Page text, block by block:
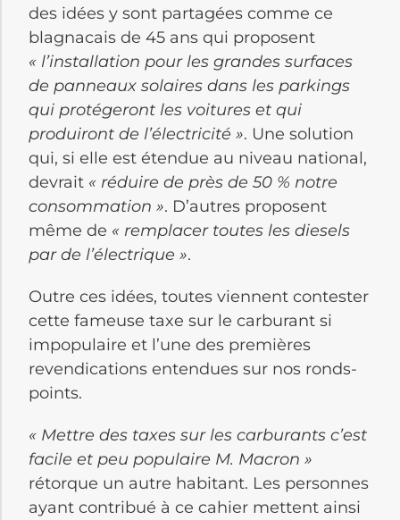
des idées y sont partagées comme ce
blagnacais de 45 ans qui proposent
« l’installation pour les grandes surfaces
de panneaux solaires dans les parkings
qui protégeront les voitures et qui
produiront de l’électricité ». Une solution
qui, si elle est étendue au niveau national,
devrait « réduire de près de 50 % notre
consommation ». D’autres proposent
même de « remplacer toutes les diesels
par de l’électrique ».
Outre ces idées, toutes viennent contester
cette fameuse taxe sur le carburant si
impopulaire et l’une des premières
revendications entendues sur nos ronds-
points.
« Mettre des taxes sur les carburants c’est
facile et peu populaire M. Macron »
rétorque un autre habitant. Les personnes
ayant contribué à ce cahier mettent ainsi